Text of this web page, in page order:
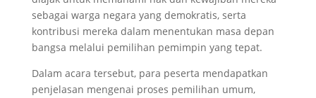
sebagai warga negara yang demokratis, serta
kontribusi mereka dalam menentukan masa depan
bangsa melalui pemilihan pemimpin yang tepat.
Dalam acara tersebut, para peserta mendapatkan
penjelasan mengenai proses pemilihan umum,